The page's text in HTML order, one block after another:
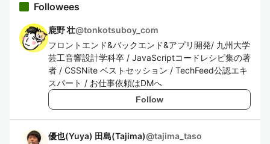
Followees
鹿野 壮@tonkotsuboy_com
フロントエンド&バックエンド&アプリ開発/ 九州大学
芸工音響設計学科卒 / JavaScriptコードレシピ集の著
者 / CSSNite ベストセッション / TechFeed公認エキ
スパート / お仕事依頼はDMへ
Follow
優也(Yuya) 田島(Tajima)@tajima_taso